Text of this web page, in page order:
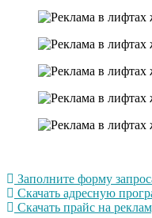
Заполните форму
Скачать адресную
Скачать прайс на